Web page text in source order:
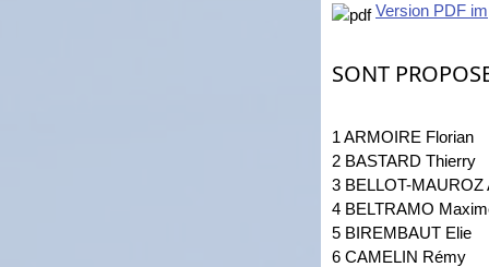
Version PDF
SONT
1 ARMOIRE Florian
2 BASTARD Thierry
3 BELLOT-MAUROZ
4 BELTRAMO
5 BIREMBAUT Elie
6 CAMELIN Rémy